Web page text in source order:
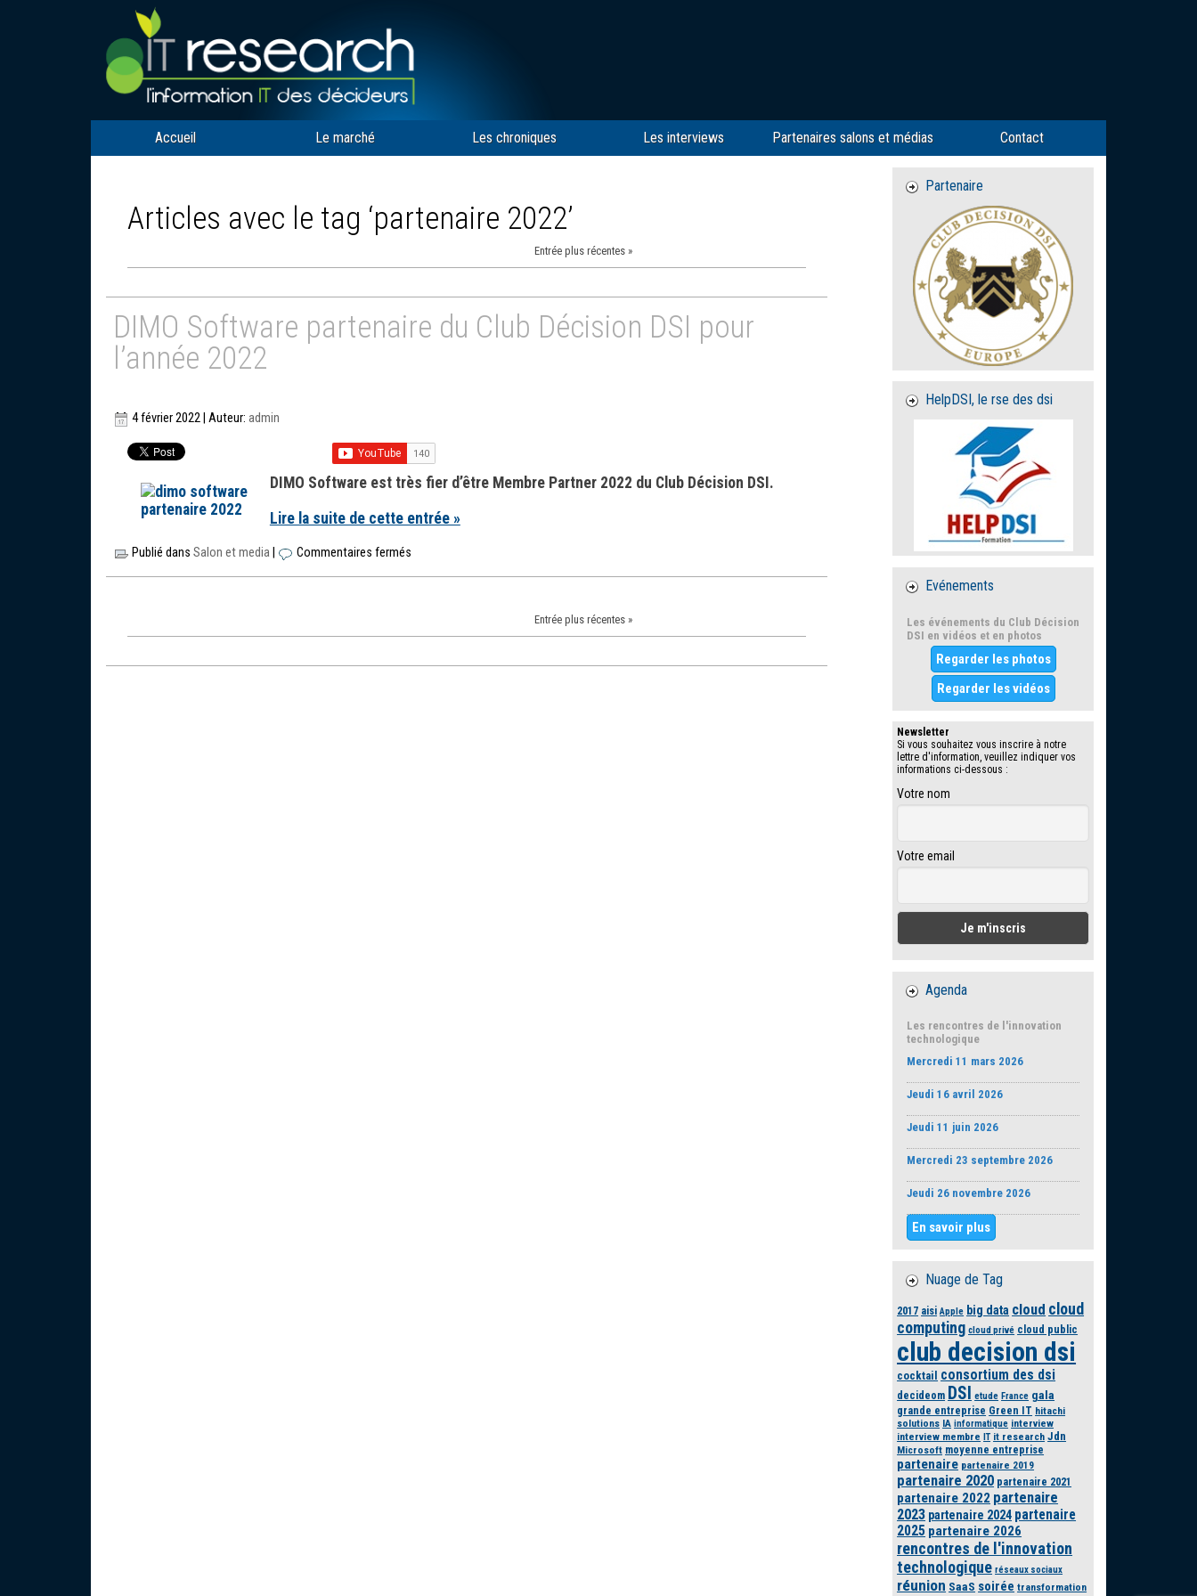
Accueil Le marché Les chroniques Les interviews Partenaires salons et médias Contact
Articles avec le tag ‘partenaire 2022’
Entrée plus récentes »
DIMO Software partenaire du Club Décision DSI pour
l’année 2022
4 février 2022 | Auteur: admin
DIMO Software est très fier d’être Membre Partner 2022 du Club Décision DSI.
Lire la suite de cette entrée »
Publié dans Salon et media| Commentaires fermés
Entrée plus récentes »
Partenaire
HelpDSI, le rse des dsi
Evénements
Les événements du Club Décision
DSI en vidéos et en photos
Regarder les photos
Regarder les vidéos
Newsletter
Si vous souhaitez vous inscrire à notre
lettre d'information, veuillez indiquer vos
informations ci-dessous :
Votre nom
Votre email
Agenda
Les rencontres de l'innovation
technologique
Mercredi 11 mars 2026
Jeudi 16 avril 2026
Jeudi 11 juin 2026
Mercredi 23 septembre 2026
Jeudi 26 novembre 2026
En savoir plus
Nuage de Tag
2017 aisi Apple big data cloud cloud
computing cloud privé cloud public
club decision dsi
cocktail consortium des dsi
decideom DSI etude France gala
grande entreprise Green IT hitachi
solutions IA informatique interview
interview membre IT it research Jdn
Microsoft moyenne entreprise
partenaire partenaire 2019
partenaire 2020 partenaire 2021
partenaire 2022 partenaire
2023 partenaire 2024 partenaire
2025 partenaire 2026
rencontres de l'innovation
technologique réseaux sociaux
réunion SaaS soirée transformation